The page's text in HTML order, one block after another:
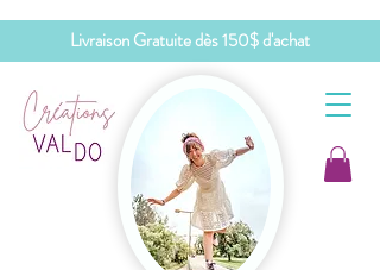
Livraison Gratuite dès 150$ d'achat